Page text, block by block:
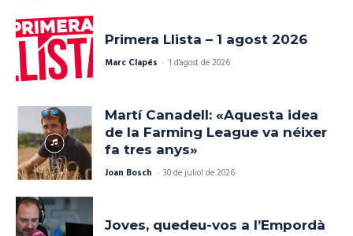
Primera Llista – 1 agost 2026
Marc Clapés - 1 d'agost de 2026
Martí Canadell: «Aquesta idea
de la Farming League va néixer
fa tres anys»
Joan Bosch - 30 de juliol de 2026
Joves, quedeu-vos a l’Empordà